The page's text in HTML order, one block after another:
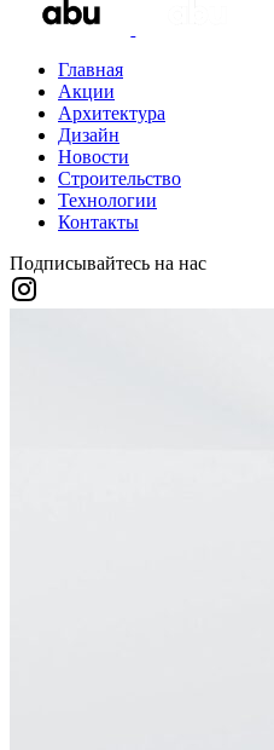
Главная
Акции
Архитектура
Дизайн
Новости
Строительство
Технологии
Контакты
Подписывайтесь на нас